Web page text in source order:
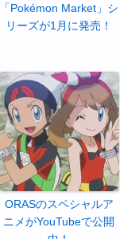
「Pokémon Market」シ
リーズが1月に発売！
ORASのスペシャルア
ニメがYouTubeで公開